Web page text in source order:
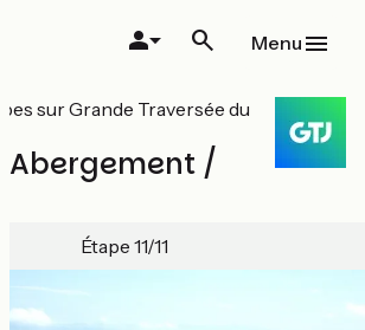
Menu
sur Grande Traversée du
Abergement /
Étape 11/11